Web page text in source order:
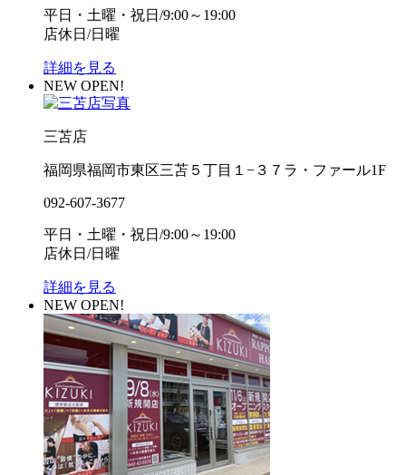
平日・土曜・祝日/9:00～19:00
店休日/日曜
詳細を見る
NEW OPEN!
三苫店
福岡県福岡市東区三苫５丁目１−３７ラ・ファール1F
092-607-3677
平日・土曜・祝日/9:00～19:00
店休日/日曜
詳細を見る
NEW OPEN!